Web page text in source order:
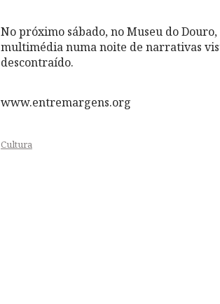
No próximo sábado, no Museu do
multimédia numa noite de narrativas
descontraído.
www.entremargens.org
Cultura